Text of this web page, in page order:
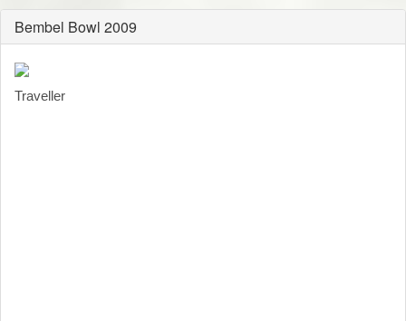
Bembel Bowl 2009
Traveller